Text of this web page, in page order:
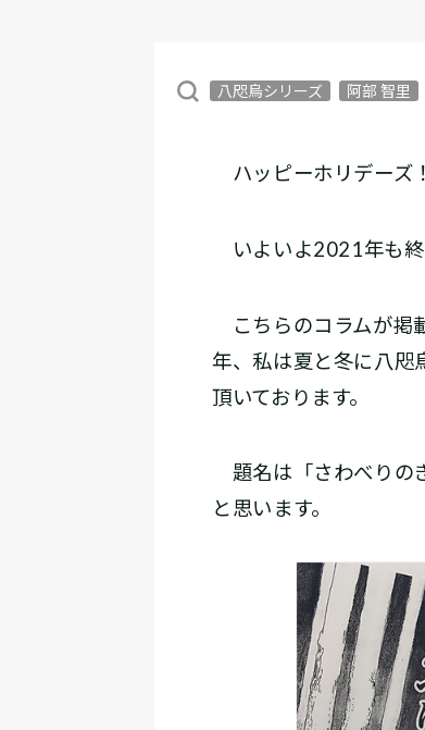
八咫烏シリーズ 阿部 智里
ハッピーホリデーズ！
いよいよ2021年も終
こちらのコラムが掲
年、私は夏と冬に八咫
頂いております。
題名は「さわべりの
と思います。